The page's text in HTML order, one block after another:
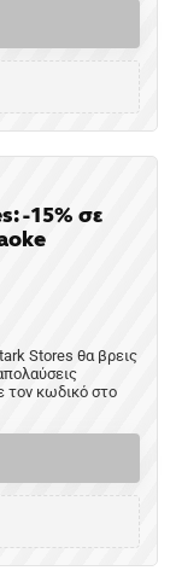
-15% σε
Stores θα βρεις
τον κωδικό στο